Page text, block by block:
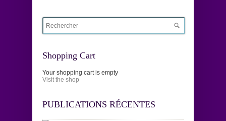
Shopping Cart
Your shopping cart is empty
Visit the shop
PUBLICATIONS RÉCENTES